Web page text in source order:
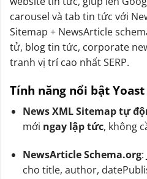
carousel và tab tin tức với
Sitemap + NewsArticle
tử, blog tin tức, corporate
tranh vị trí cao nhất SERP.
Tính năng nổi bật Yoast
News XML Sitemap tự
mới ngay lập tức, không
NewsArticle Schema.org:
cho title, author,